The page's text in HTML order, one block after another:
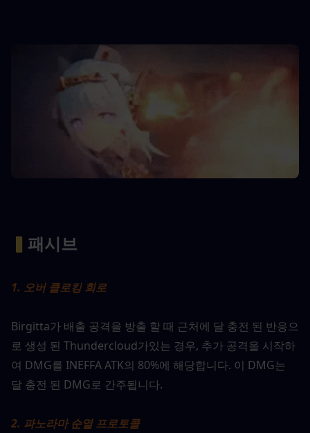
▍ 패시브
1. 오버 클로킹 회로
Birgitta가 배출 공격을 방출 할 때 근처에 달 충전 된 반응으
로 생성 된 Thundercloud가있는 경우, 추가 공격을 시작하
여 DMG를 INEFFA ATK의 80%에 해당합니다. 이 DMG는
달 충전 된 DMG로 간주됩니다.
2. 파노라마 순열 프로토콜